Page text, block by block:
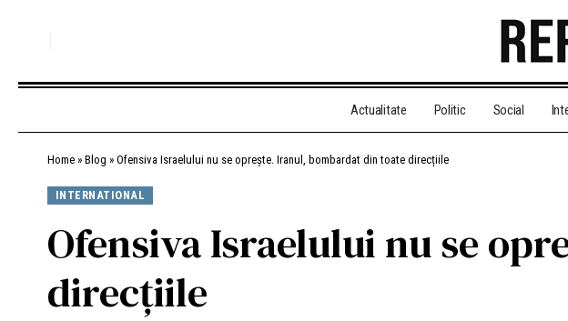
Actualitate Politic Social
Home » Blog » Ofensiva Israelului nu se oprește. Iranul, bombardat din toate direcțiile
INTERNATIONAL
Ofensiva Israelului nu se
direcțiile